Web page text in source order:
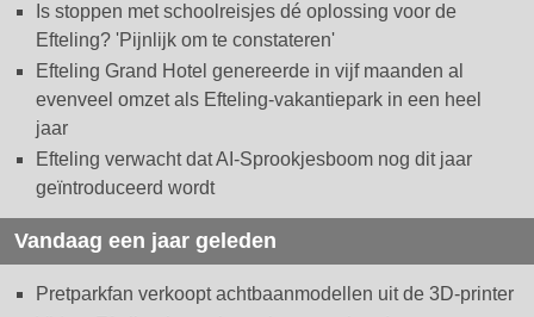
Is stoppen met schoolreisjes dé oplossing voor de
Efteling? 'Pijnlijk om te constateren'
Efteling Grand Hotel genereerde in vijf maanden al
evenveel omzet als Efteling-vakantiepark in een heel
jaar
Efteling verwacht dat AI-Sprookjesboom nog dit jaar
geïntroduceerd wordt
Vandaag een jaar geleden
Pretparkfan verkoopt achtbaanmodellen uit de 3D-printer